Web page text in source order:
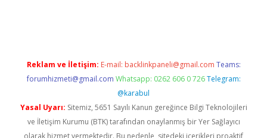
Reklam ve İletişim: E-mail: backlinkpaneli@gmail.com Teams:
forumhizmeti@gmail.com Whatsapp: 0262 606 0 726 Telegram:
@karabul
Yasal Uyarı: Sitemiz, 5651 Sayılı Kanun gereğince Bilgi Teknolojileri
ve İletişim Kurumu (BTK) tarafından onaylanmış bir Yer Sağlayıcı
olarak hizmet vermektedir. Bu nedenle, sitedeki içerikleri proaktif